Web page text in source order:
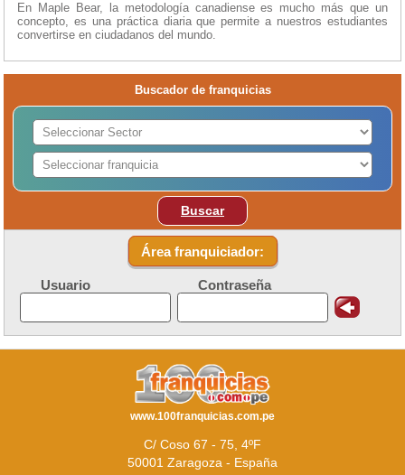
En Maple Bear, la metodología canadiense es mucho más que un
concepto, es una práctica diaria que permite a nuestros estudiantes
convertirse en ciudadanos del mundo.
Buscador de franquicias
Buscar
Área franquiciador:
Usuario Contraseña
www.100franquicias.com.pe
C/ Coso 67 - 75, 4ºF
50001 Zaragoza - España